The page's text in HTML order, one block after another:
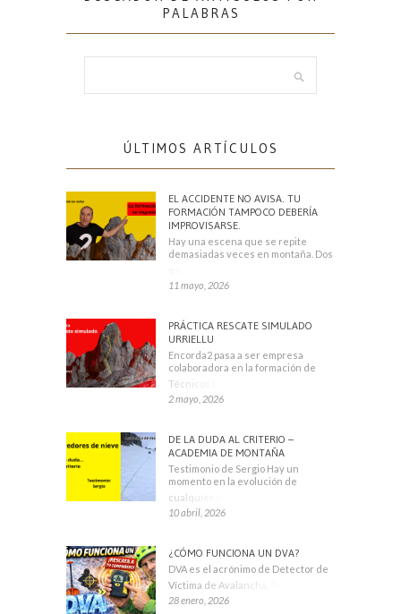
PALABRAS
ÚLTIMOS ARTÍCULOS
EL ACCIDENTE NO AVISA. TU
FORMACIÓN TAMPOCO DEBERÍA
IMPROVISARSE.
Hay una escena que se repite
demasiadas veces en montaña. Dos
11 mayo, 2026
PRÁCTICA RESCATE SIMULADO
URRIELLU
Encorda2 pasa a ser empresa
colaboradora en la formación de
Técnicos Deportivos
2 mayo, 2026
DE LA DUDA AL CRITERIO –
ACADEMIA DE MONTAÑA
Testimonio de Sergio Hay un
momento en la evolución de
cualquier montañero
10 abril, 2026
¿CÓMO FUNCIONA UN DVA?
DVA es el acrónimo de Detector de
Víctima de Avalancha. También se
28 enero, 2026